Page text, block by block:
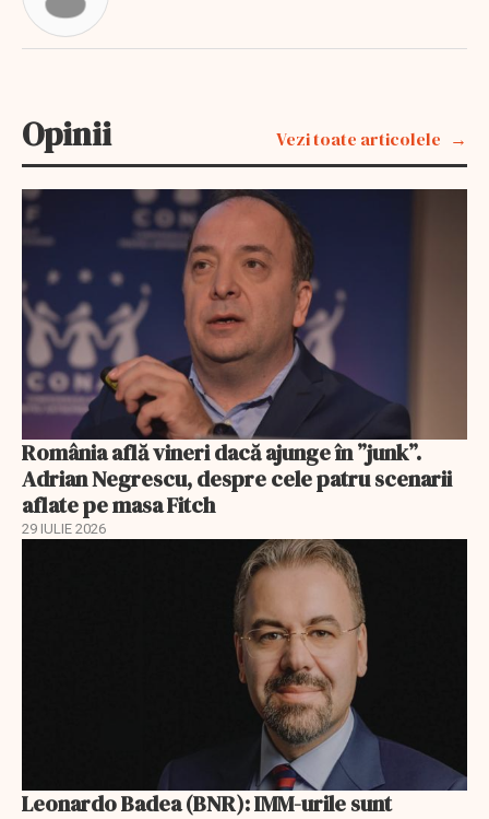
Opinii Vezi toate articolele
România află vineri dacă ajunge în ”junk”.
Adrian Negrescu, despre cele patru scenarii
aflate pe masa Fitch
29 IULIE 2026
Leonardo Badea (BNR): IMM-urile sunt